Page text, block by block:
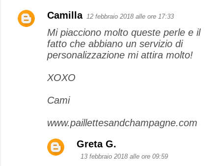
Camilla 12 febbraio 2018 alle ore 17:33
Mi piacciono molto queste perle e il
fatto che abbiano un servizio di
personalizzazione mi attira molto!
XOXO
Cami
www.paillettesandchampagne.com
Greta G.
13 febbraio 2018 alle ore 09:59